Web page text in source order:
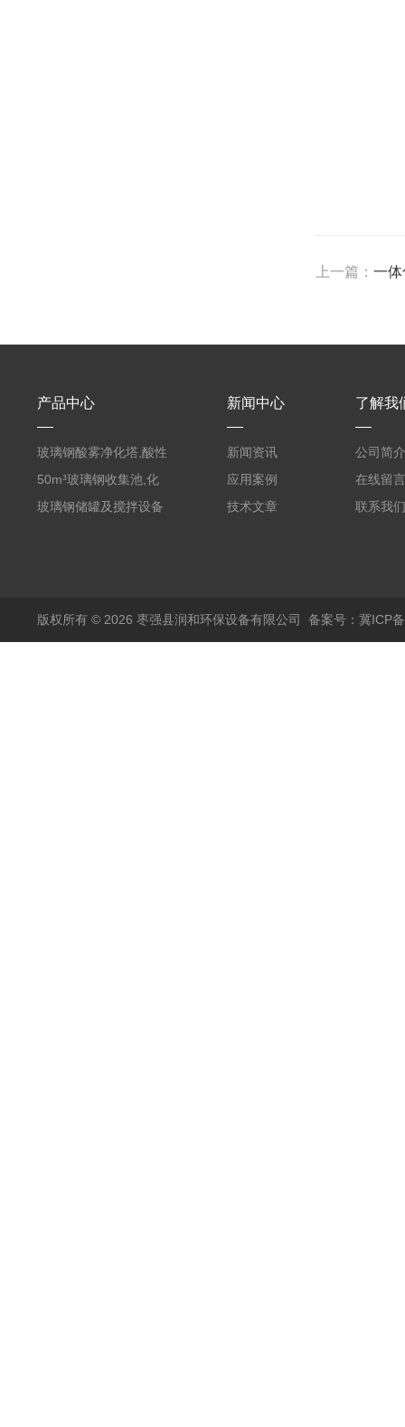
上一篇：一
产品中心
玻璃钢酸雾净化塔,酸性
废气洗涤塔处理工艺
50m³玻璃钢收集池,化
粪罐
玻璃钢储罐及搅拌设备
新闻中心
新闻资讯
应用案例
技术文章
了解我
公司简介
在线留言
联系我们
版权所有 © 2026 枣强县润和环保设备有限公司 备案号：冀ICP